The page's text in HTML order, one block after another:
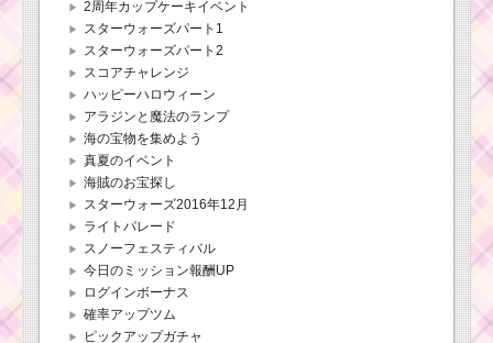
2周年カップケーキイベント
スターウォーズパート1
スターウォーズパート2
スコアチャレンジ
ハッピーハロウィーン
アラジンと魔法のランプ
海の宝物を集めよう
真夏のイベント
海賊のお宝探し
スターウォーズ2016年12月
ライトパレード
スノーフェスティバル
今日のミッション報酬UP
ログインボーナス
確率アップツム
ピックアップガチャ